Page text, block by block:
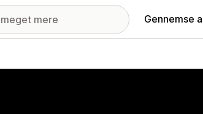
Gennemse